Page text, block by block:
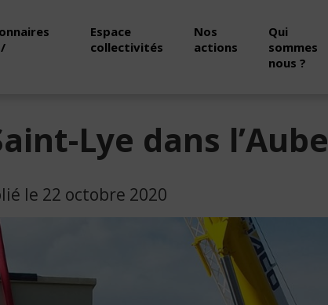
Espace
collectivités
Nos
actions
Qui
sommes
nous ?
Lye dans l’Aube
le 22 octobre 2020